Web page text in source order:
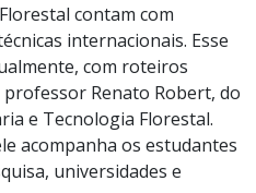
contam com
internacionais. Esse
com roteiros
Renato Robert, do
e Tecnologia Florestal.
acompanha os estudantes
universidades e